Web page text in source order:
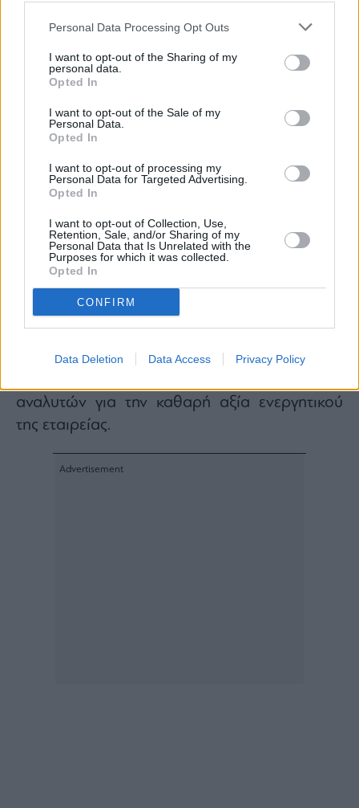
Personal Data Processing Opt Outs
I want to opt-out of the Sharing of my
personal data.
Opted In
I want to opt-out of the Sale of my
Personal Data.
Opted In
I want to opt-out of processing my
Personal Data for Targeted Advertising.
Opted In
I want to opt-out of Collection, Use,
Retention, Sale, and/or Sharing of my
Personal Data that Is Unrelated with the
Purposes for which it was collected.
Opted In
CONFIRM
Data Deletion Data Access Privacy Policy
μεταφορών.
κέρδη και τους ναύλους φέτος, με τα
προσαρμοσμένα EBITDA του πρώτου
τριμήνου να αυξάνονται στα 36,2 εκατομμύρια
δολάρια και τα κέρδη από χρονοναυλώσεις
μέσο όρο σε 19.346 δολάρια την ημέρα.
Η εταιρεία δήλωσε ότι τα κέρδη TCE του
δεύτερου τριμήνου ανέρχονται αυτή τη στιγμή
σε περίπου 23.900 δολάρια την ημέρα,
αυξημένα κατά 76% σε ετήσια βάση.
Σύμφωνα με την Genco, η προσφορά της
Σεμίραμις Παληού, αντιπροσώπευε μόνο ένα
αμέσως πριν από την υποβολή της πρότασης
αναλυτών για την καθαρή αξία ενεργητικού
της εταιρείας.